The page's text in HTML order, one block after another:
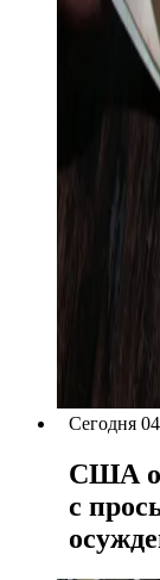
Сегодня
США
с